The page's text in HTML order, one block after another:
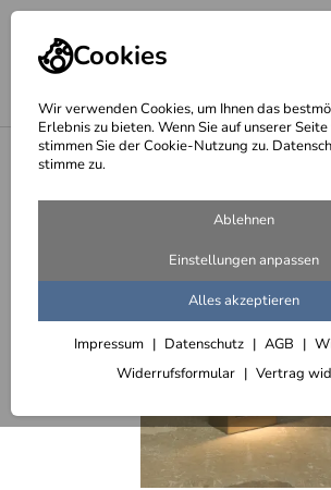
Cookies
Wir verwenden Cookies, um Ihnen das
Erlebnis zu bieten. Wenn Sie auf unserer
stimmen Sie der Cookie-Nutzung zu.
stimme zu.
Ablehnen
Einstellungen anpassen
Alles akzeptieren
Impressum Datenschutz AGB
Widerrufsformular
Vertrag
Briefkästen aus Edelstahl